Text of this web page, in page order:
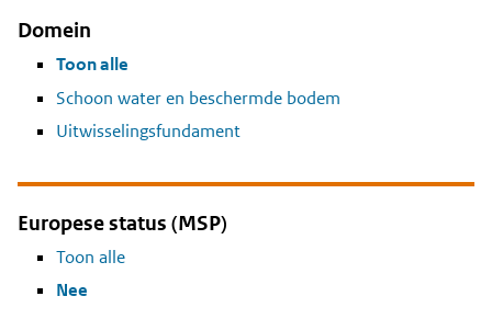
Domein
Toon alle
Schoon water en beschermde bodem
Uitwisselingsfundament
Europese status (MSP)
Toon alle
Nee